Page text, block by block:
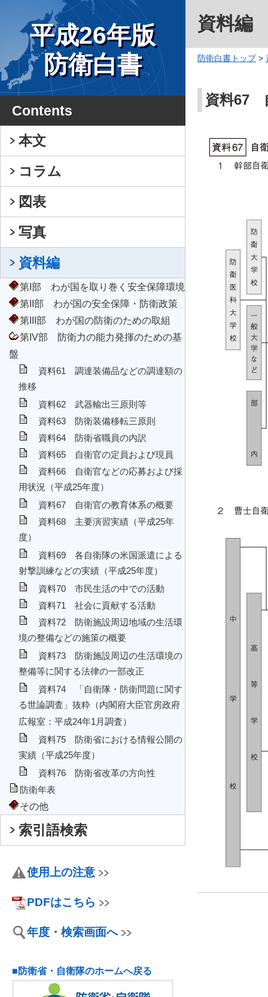
平成26年版
防衛白書
Contents
本文
コラム
図表
写真
資料編
第I部 わが国を取り巻く安全保障環境
第II部 わが国の安全保障・防衛政策
第III部 わが国の防衛のための取組
第IV部 防衛力の能力発揮のための基
盤
資料61 調達装備品などの調達額の
推移
資料62 武器輸出三原則等
資料63 防衛装備移転三原則
資料64 防衛省職員の内訳
資料65 自衛官の定員および現員
資料66 自衛官などの応募および採
用状況（平成25年度）
資料67 自衛官の教育体系の概要
資料68 主要演習実績（平成25年
度）
資料69 各自衛隊の米国派遣による
射撃訓練などの実績（平成25年度）
資料70 市民生活の中での活動
資料71 社会に貢献する活動
資料72 防衛施設周辺地域の生活環
境の整備などの施策の概要
資料73 防衛施設周辺の生活環境の
整備等に関する法律の一部改正
資料74 「自衛隊・防衛問題に関す
る世論調査」抜粋（内閣府大臣官房政府
広報室：平成24年1月調査）
資料75 防衛省における情報公開の
実績（平成25年度）
資料76 防衛省改革の方向性
防衛年表
その他
索引語検索
使用上の注意
PDFはこちら
年度・検索画面へ
■防衛省・自衛隊のホームへ戻る
資料編
防衛白書トップ>
資料67